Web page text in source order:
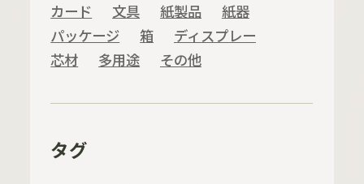
カード
文具 紙製品
紙器
パッケージ
箱
ディスプレー
芯材
多用途 その他
タグ